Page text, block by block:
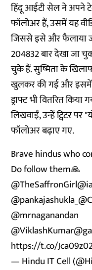
हिंदू आईटी सेल ने अपने
फॉलोअर हैं, उसमें यह
जिससे इसे और फैलाया
204832 बार देखा जा
चुके हैं. सुष्मिता के
खुलकर की गई और
ड्राफ्ट भी वितरित
लिखवाईं, उन्हें ट्विटर पर
फॉलोअर बढ़ाए गए.
Brave hindus who
Do follow them🙏
@TheSaffronGirl
@pankajashukla_
@mrnaganandan
@ViklashKumar
https://t.co/
— Hindu IT Cell